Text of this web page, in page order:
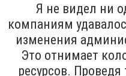
Я не видел ни
компаниям
изменения
Это отнимает
ресурсов.